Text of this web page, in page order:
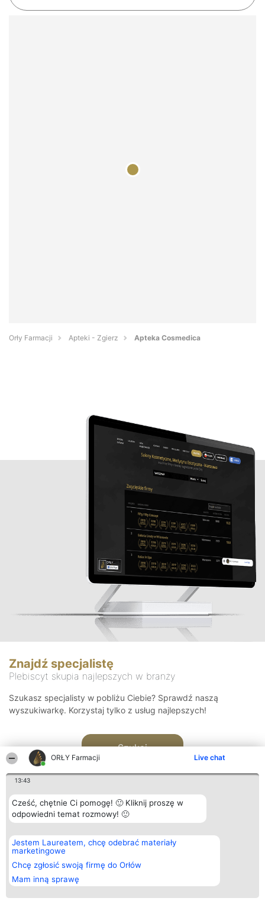
ORŁY Farmacji Live chat
13:43
Cześć, chętnie Ci pomogę! 🙂 Kliknij proszę w
odpowiedni temat rozmowy! 🙂
Jestem Laureatem, chcę odebrać materiały
marketingowe
Chcę zgłosić swoją firmę do Orłów
Mam inną sprawę
Orły Farmacji Apteki - Zgierz Apteka Cosmedica
Znajdź specjalistę
Plebiscyt skupia najlepszych w branży
Szukasz specjalisty w pobliżu Ciebie? Sprawdź naszą
wyszukiwarkę. Korzystaj tylko z usług najlepszych!
Szukaj
Organizator plebiscytu
Bright Side Solutions sp. z o.
o. sp. k.
ul. Ruska 22
Wrocław 50-079
KRS 0000749100 | Regon
381313360 | NIP 8943132676
Plebiscyt
Laureaci
wszystkich
Laureatów
Regulamin
Kontakt
Kontakt